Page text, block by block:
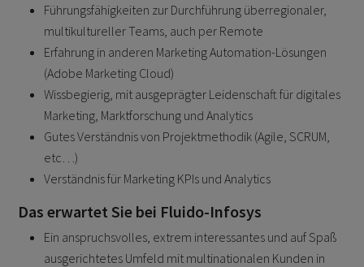
Führungsfähigkeiten zur Durchführung überregionaler,
multikultureller Teams, auch per Remote
Erfahrung in anderen Marketing Automation-Lösungen
(Adobe Marketing Cloud)
Wissbegierig, mit ausgeprägter Leidenschaft für digitales
Marketing, Marktforschung und Analytics
Gutes Verständnis von Projektmethodik (Agile, SCRUM,
etc…)
Verständnis für Marketing KPIs und Analytics
Das erwartet Sie bei Fluido-Infosys
Ein anspruchsvolles, extrem interessantes und auf Spaß
ausgerichtetes Umfeld mit multinationalen Kunden in